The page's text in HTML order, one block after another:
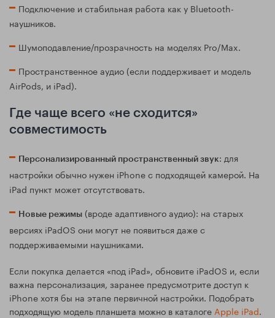
Подключение и стабильная работа как у Bluetooth-
наушников.
Шумоподавление/прозрачность на моделях Pro/Max.
Пространственное аудио (если поддерживает и модель
AirPods, и iPad).
Где чаще всего «не сходится»
совместимость
Персонализированный пространственный звук: для
настройки обычно нужен iPhone с подходящей камерой. На
iPad пункт может отсутствовать.
Новые режимы (вроде адаптивного аудио): на старых
версиях iPadOS они могут не появиться даже с
поддерживаемыми наушниками.
Если покупка делается «под iPad», обновите iPadOS и, если
важна персонализация, заранее предусмотрите доступ к
iPhone хотя бы на этапе первичной настройки. Подобрать
подходящую модель планшета можно в каталоге Apple iPad.